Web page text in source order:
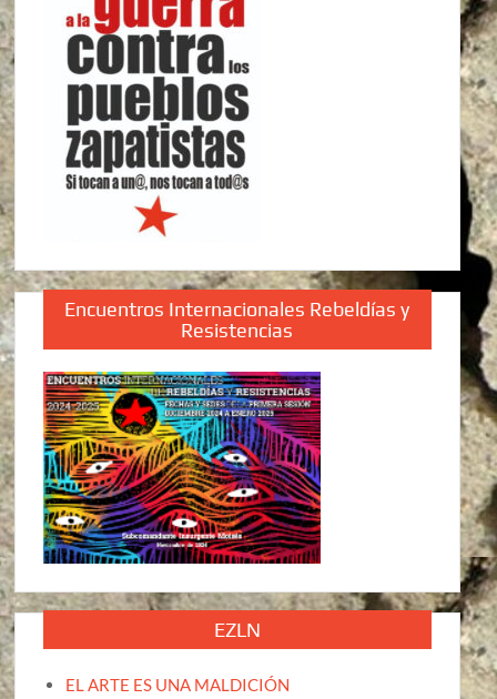
Encuentros Internacionales Rebeldías y
Resistencias
EZLN
EL ARTE ES UNA MALDICIÓN